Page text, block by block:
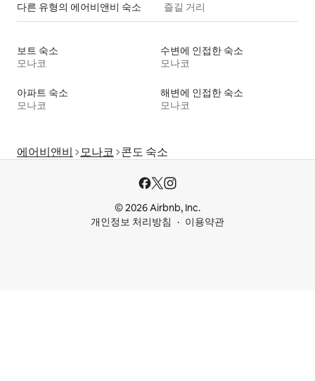
다른 유형의 에어비앤비 숙소 즐길 거리
보트 숙소
모나코
수변에 인접한 숙소
모나코
아파트 숙소
모나코
해변에 인접한 숙소
모나코
에어비앤비 모나코 콘도 숙소
© 2026 Airbnb, Inc.
개인정보 처리방침
이용약관